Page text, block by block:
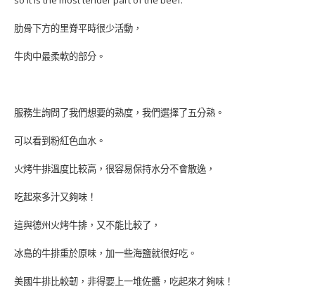
肋骨下方的里脊平時很少活動，
牛肉中最柔軟的部分。
服務生詢問了我們想要的熟度，我們選擇了五分熟。
可以看到粉紅色血水。
火烤牛排溫度比較高，很容易保持水分不會散逸，
吃起來多汁又夠味！
這與德州火烤牛排，又不能比較了，
冰島的牛排重於原味，加一些海鹽就很好吃。
美國牛排比較韌，非得要上一堆佐醬，吃起來才夠味！